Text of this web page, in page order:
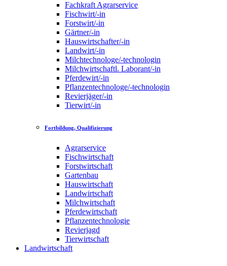
Fachkraft Agrarservice
Fischwirt/-in
Forstwirt/-in
Gärtner/-in
Hauswirtschafter/-in
Landwirt/-in
Milchtechnologe/-technologin
Milchwirtschaftl. Laborant/-in
Pferdewirt/-in
Pflanzentechnologe/-technologin
Revierjäger/-in
Tierwirt/-in
Fortbildung, Qualifizierung
Agrarservice
Fischwirtschaft
Forstwirtschaft
Gartenbau
Hauswirtschaft
Landwirtschaft
Milchwirtschaft
Pferdewirtschaft
Pflanzentechnologie
Revierjagd
Tierwirtschaft
Landwirtschaft